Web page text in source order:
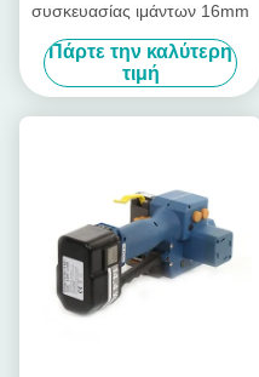
συσκευασίας ιμάντων 16mm
Πάρτε την καλύτερη
τιμή